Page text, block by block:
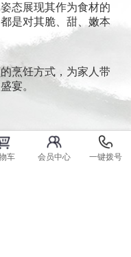
态展现其作为食材的
是对其脆、甜、嫩本
烹饪方式，为家人带
宴。
下一篇: 一眼识好“薹”：洪山菜苔的千年风韵
车 会员中心 一键拨号